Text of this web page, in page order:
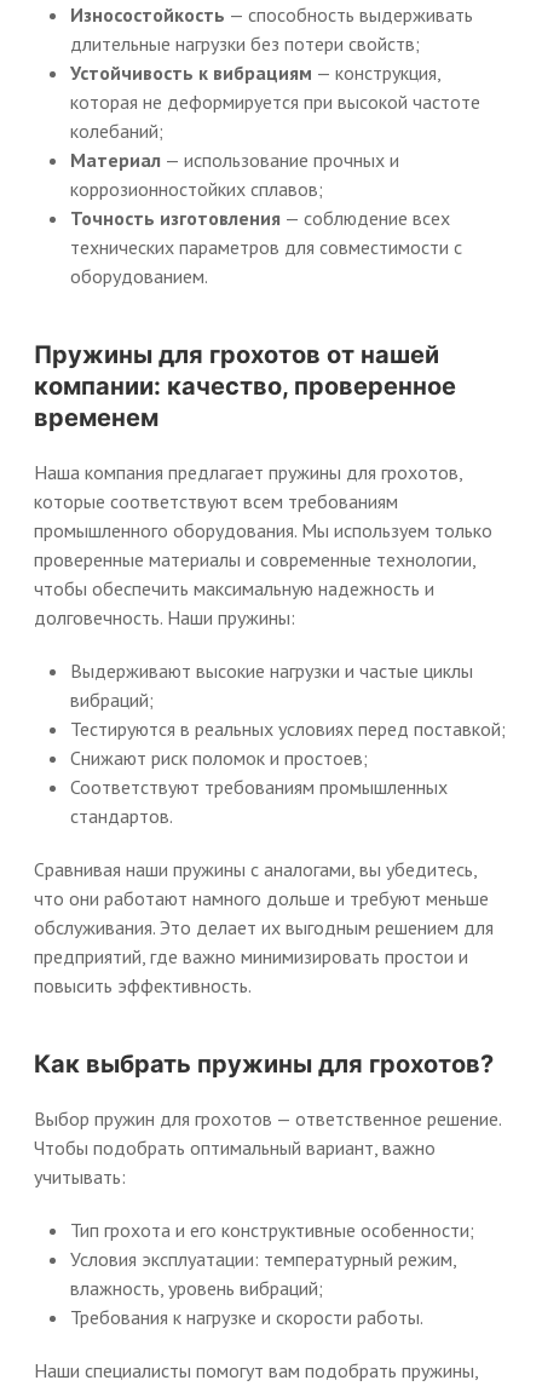
Износостойкость — способность выдерживать
длительные нагрузки без потери свойств;
Устойчивость к вибрациям — конструкция,
которая не деформируется при высокой частоте
колебаний;
Материал — использование прочных и
коррозионностойких сплавов;
Точность изготовления — соблюдение всех
технических параметров для совместимости с
оборудованием.
Пружины для грохотов от нашей
компании: качество, проверенное
временем
Наша компания предлагает пружины для грохотов,
которые соответствуют всем требованиям
промышленного оборудования. Мы используем только
проверенные материалы и современные технологии,
чтобы обеспечить максимальную надежность и
долговечность. Наши пружины:
Выдерживают высокие нагрузки и частые циклы
вибраций;
Тестируются в реальных условиях перед поставкой;
Снижают риск поломок и простоев;
Соответствуют требованиям промышленных
стандартов.
Сравнивая наши пружины с аналогами, вы убедитесь,
что они работают намного дольше и требуют меньше
обслуживания. Это делает их выгодным решением для
предприятий, где важно минимизировать простои и
повысить эффективность.
Как выбрать пружины для грохотов?
Выбор пружин для грохотов — ответственное решение.
Чтобы подобрать оптимальный вариант, важно
учитывать:
Тип грохота и его конструктивные особенности;
Условия эксплуатации: температурный режим,
влажность, уровень вибраций;
Требования к нагрузке и скорости работы.
Наши специалисты помогут вам подобрать пружины,